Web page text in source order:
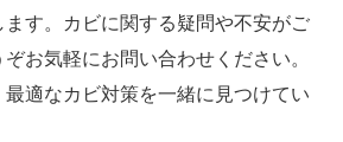
す。カビに関する疑問や不安がご
お気軽にお問い合わせください。
適なカビ対策を一緒に見つけてい